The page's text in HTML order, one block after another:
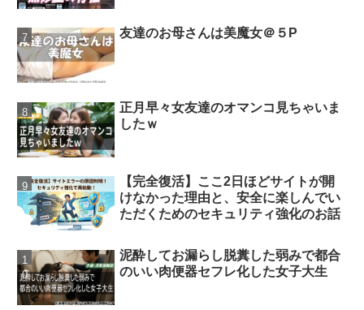
友達のお母さんは美魔女＠５P
正月早々女友達のオマンコ見ちゃいま
したｗ
【完全復活】ここ2日ほどサイトが開
けなかった理由と、安全に楽しんでい
ただくためのセキュリティ強化のお話
泥酔してお漏らし脱糞した弱みで都合
のいい肉便器セフレ化した女子大生